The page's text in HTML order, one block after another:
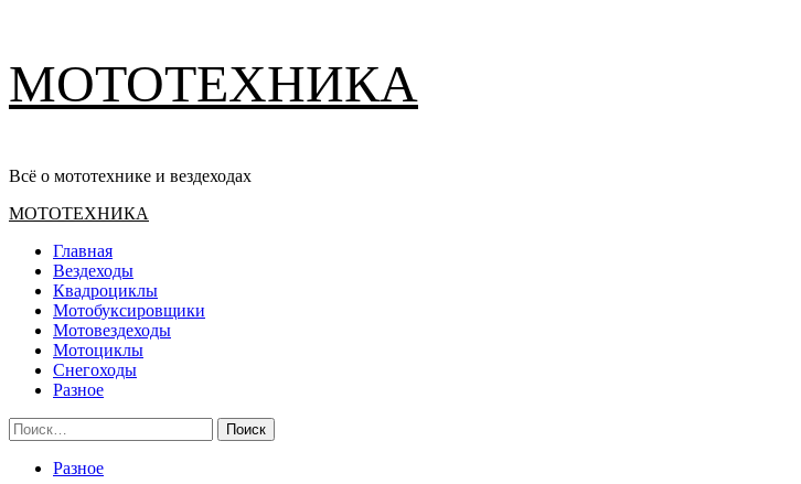
содержимому
МОТОТЕХНИКА
Всё о мототехнике и вездеходах
Основное
МОТОТЕХНИКА
Главная
Вездеходы
Квадроциклы
Мотобуксировщики
Мотовездеходы
Мотоциклы
Снегоходы
Разное
Найти:
Разное